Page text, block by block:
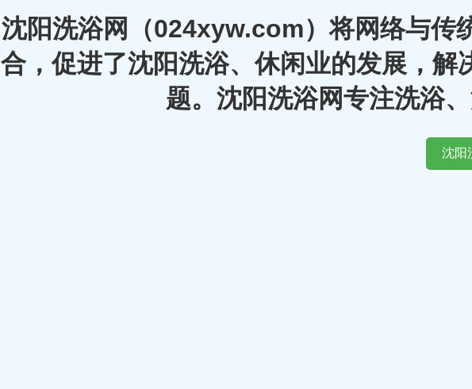
沈阳洗浴网（024xyw.com）将网络与传
合，促进了沈阳洗浴、休闲业的发展，
题。沈阳洗浴网专注洗浴
沈阳